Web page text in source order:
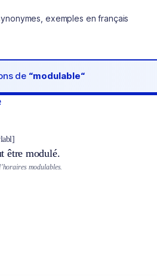
exemples en français
de “modulable“
être modulé.
modulables.